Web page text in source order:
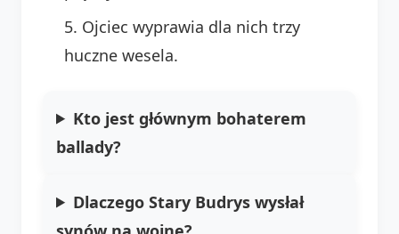
Ojciec wyprawia dla nich trzy
huczne wesela.
Kto jest głównym bohaterem
ballady?
Dlaczego Stary Budrys wysłał